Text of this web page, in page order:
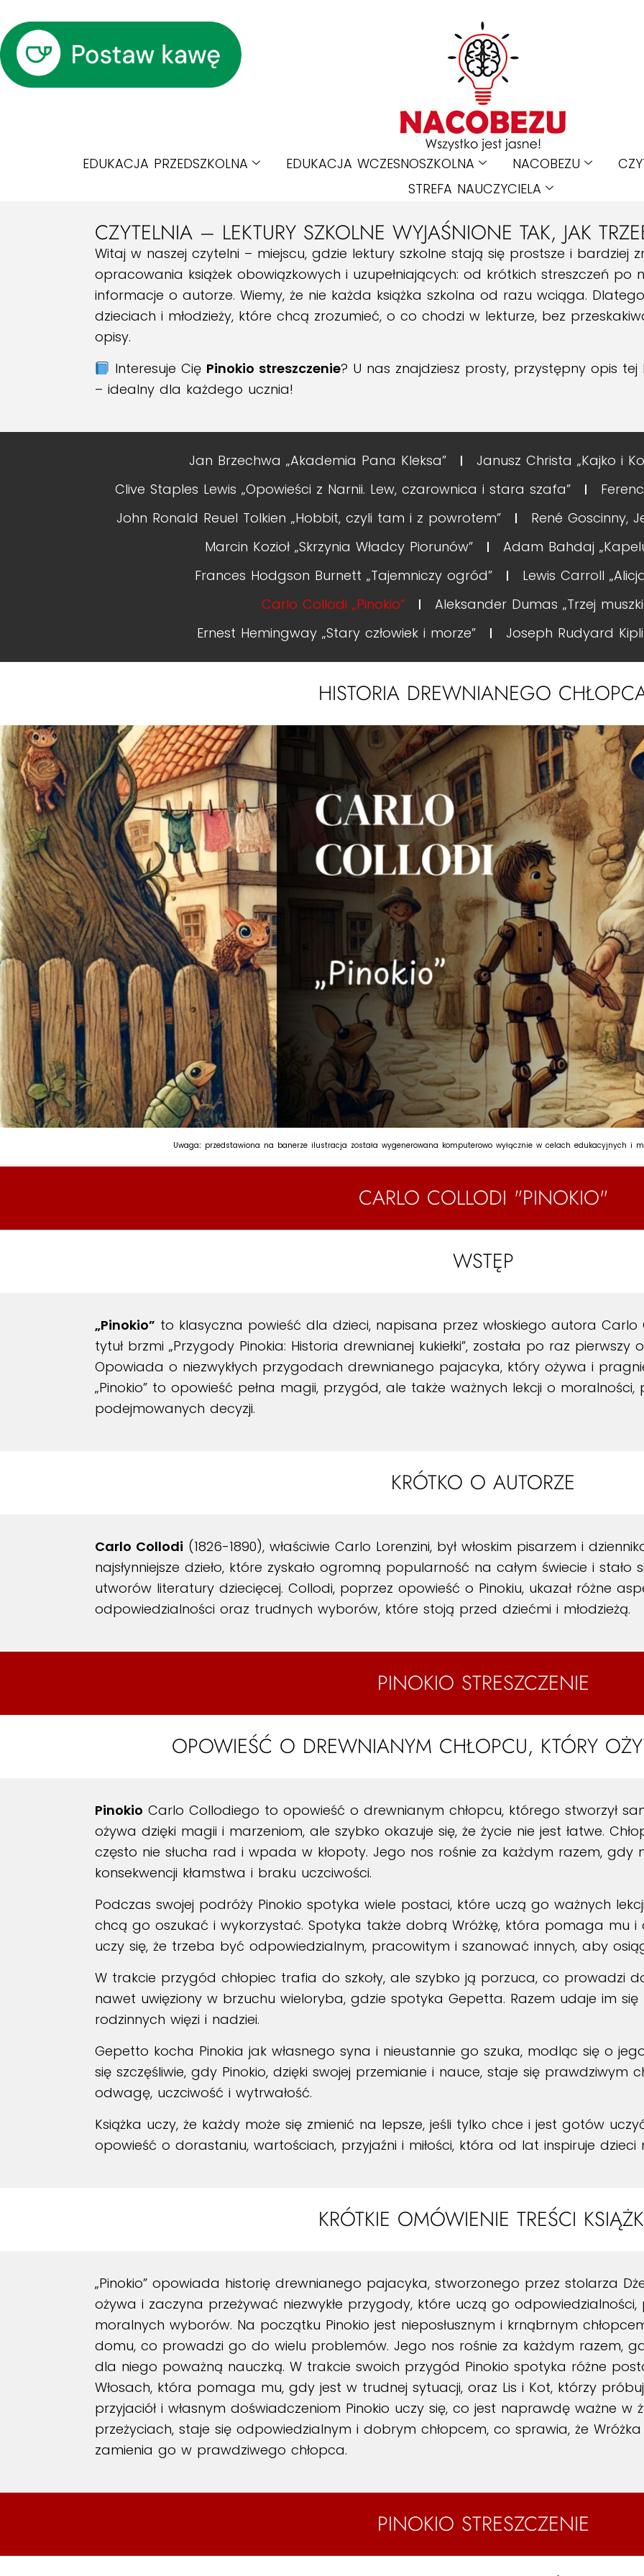
EDUKACJA PRZEDSZKOLNA EDUKACJA WCZESNOSZKOLNA NACOBEZU
STREFA NAUCZYCIELA
CZYTELNIA – LEKTURY SZKOLNE WYJAŚNIONE TAK, JAK
Witaj w naszej czytelni – miejscu, gdzie lektury szkolne stają się prostsze i bardziej
opracowania książek obowiązkowych i uzupełniających: od krótkich streszczeń po
informacje o autorze. Wiemy, że nie każda książka szkolna od razu wciąga.
dzieciach i młodzieży, które chcą zrozumieć, o co chodzi w lekturze, bez
opisy.
Interesuje Cię Pinokio streszczenie? U nas znajdziesz prosty, przystępny opis
– idealny dla każdego ucznia!
Jan Brzechwa „Akademia Pana Kleksa”
Janusz Christa „Kajko i
Clive Staples Lewis „Opowieści z Narnii. Lew, czarownica i stara szafa”
John Ronald Reuel Tolkien „Hobbit, czyli tam i z powrotem”
René Goscinny,
Marcin Kozioł „Skrzynia Władcy Piorunów”
Adam Bahdaj
Frances Hodgson Burnett „Tajemniczy ogród”
Lewis Carroll
Carlo Collodi „Pinokio”
Aleksander Dumas „Trzej
Ernest Hemingway „Stary człowiek i morze”
Joseph Rudyard
HISTORIA DREWNIANEGO
Uwaga: przedstawiona na banerze ilustracja została wygenerowana komputerowo wyłącznie w celach edukacyjnych
CARLO COLLODI "PINOKIO"
WSTĘP
„Pinokio” to klasyczna powieść dla dzieci, napisana przez włoskiego autora Carlo
tytuł brzmi „Przygody Pinokia: Historia drewnianej kukiełki”, została po raz pierwszy
Opowiada o niezwykłych przygodach drewnianego pajacyka, który ożywa i
„Pinokio” to opowieść pełna magii, przygód, ale także ważnych lekcji o moralności,
podejmowanych decyzji.
KRÓTKO O AUTORZE
Carlo Collodi (1826-1890), właściwie Carlo Lorenzini, był włoskim pisarzem i
najsłynniejsze dzieło, które zyskało ogromną popularność na całym świecie i stało
utworów literatury dziecięcej. Collodi, poprzez opowieść o Pinokiu, ukazał różne
odpowiedzialności oraz trudnych wyborów, które stoją przed dziećmi i młodzieżą.
PINOKIO STRESZCZENIE
OPOWIEŚĆ O DREWNIANYM CHŁOPCU, KTÓRY
Pinokio Carlo Collodiego to opowieść o drewnianym chłopcu, którego stworzył
ożywa dzięki magii i marzeniom, ale szybko okazuje się, że życie nie jest łatwe.
często nie słucha rad i wpada w kłopoty. Jego nos rośnie za każdym razem, gdy
konsekwencji kłamstwa i braku uczciwości.
Podczas swojej podróży Pinokio spotyka wiele postaci, które uczą go ważnych
chcą go oszukać i wykorzystać. Spotyka także dobrą Wróżkę, która pomaga mu i
uczy się, że trzeba być odpowiedzialnym, pracowitym i szanować innych, aby
W trakcie przygód chłopiec trafia do szkoły, ale szybko ją porzuca, co prowadzi
nawet uwięziony w brzuchu wieloryba, gdzie spotyka Gepetta. Razem udaje im się
rodzinnych więzi i nadziei.
Gepetto kocha Pinokia jak własnego syna i nieustannie go szuka, modląc się o
się szczęśliwie, gdy Pinokio, dzięki swojej przemianie i nauce, staje się prawdziwym
odwagę, uczciwość i wytrwałość.
Książka uczy, że każdy może się zmienić na lepsze, jeśli tylko chce i jest gotów
opowieść o dorastaniu, wartościach, przyjaźni i miłości, która od lat inspiruje dzieci
KRÓTKIE OMÓWIENIE TREŚCI
„Pinokio” opowiada historię drewnianego pajacyka, stworzonego przez stolarza
ożywa i zaczyna przeżywać niezwykłe przygody, które uczą go odpowiedzialności,
moralnych wyborów. Na początku Pinokio jest nieposłusznym i krnąbrnym
domu, co prowadzi go do wielu problemów. Jego nos rośnie za każdym razem,
dla niego poważną nauczką. W trakcie swoich przygód Pinokio spotyka różne
Włosach, która pomaga mu, gdy jest w trudnej sytuacji, oraz Lis i Kot, którzy
przyjaciół i własnym doświadczeniom Pinokio uczy się, co jest naprawdę ważne w
przeżyciach, staje się odpowiedzialnym i dobrym chłopcem, co sprawia, że
zamienia go w prawdziwego chłopca.
PINOKIO STRESZCZENIE